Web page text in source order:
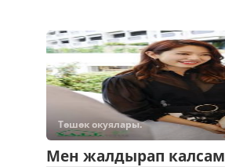
Төшөк окуялары.
Мен жалдырап калсам